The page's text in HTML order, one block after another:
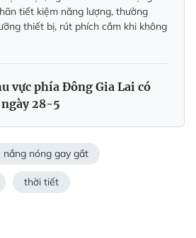
tiết kiệm năng lượng, thường
thiết bị, rút phích cắm khi không
vực phía Đông Gia Lai có
28-5
nắng nóng gay gắt
thời tiết